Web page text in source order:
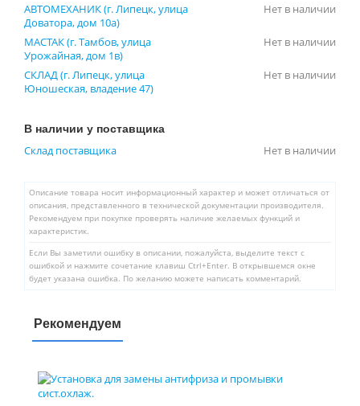
АВТОМЕХАНИК (г. Липецк, улица
Доватора, дом 10а)
Нет в наличии
МАСТАК (г. Тамбов, улица
Урожайная, дом 1в)
Нет в наличии
СКЛАД (г. Липецк, улица
Юношеская, владение 47)
Нет в наличии
В наличии у поставщика
Склад поставщика Нет в наличии
Описание товара носит информационный характер и может отличаться от
описания, представленного в технической документации производителя.
Рекомендуем при покупке проверять наличие желаемых функций и
характеристик.
Если Вы заметили ошибку в описании, пожалуйста, выделите текст с
ошибкой и нажмите сочетание клавиш Ctrl+Enter. В открывшемся окне
будет указана ошибка. По желанию можете написать комментарий.
Рекомендуем